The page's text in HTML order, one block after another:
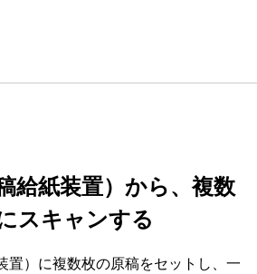
給紙装置） から、複数
スキャンする
置） に複数枚の原稿をセットし、一